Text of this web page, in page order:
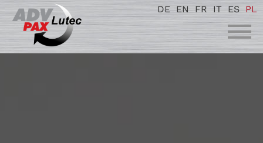
DE EN FR IT ES PL